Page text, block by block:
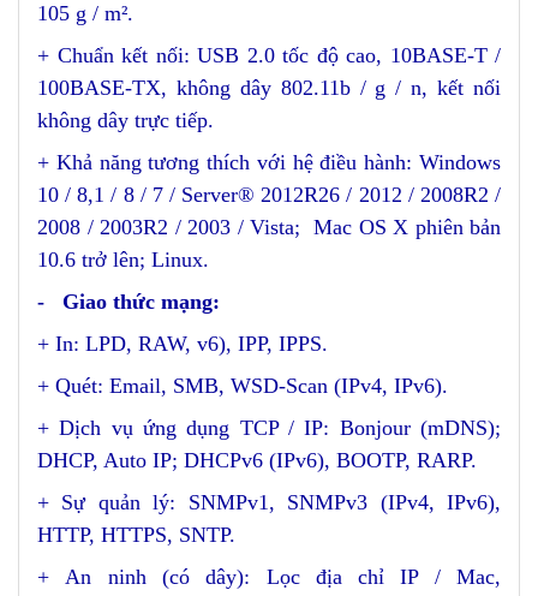
105 g / m².
+ Chuẩn kết nối: USB 2.0 tốc độ cao, 10BASE-T /
100BASE-TX, không dây 802.11b / g / n, kết nối
không dây trực tiếp.
+ Khả năng tương thích với hệ điều hành: Windows
10 / 8,1 / 8 / 7 / Server® 2012R26 / 2012 / 2008R2 /
2008 / 2003R2 / 2003 / Vista; Mac OS X phiên bản
10.6 trở lên; Linux.
- Giao thức mạng:
+ In: LPD, RAW, v6), IPP, IPPS.
+ Quét: Email, SMB, WSD-Scan (IPv4, IPv6).
+ Dịch vụ ứng dụng TCP / IP: Bonjour (mDNS);
DHCP, Auto IP; DHCPv6 (IPv6), BOOTP, RARP.
+ Sự quản lý: SNMPv1, SNMPv3 (IPv4, IPv6),
HTTP, HTTPS, SNTP.
+ An ninh (có dây): Lọc địa chỉ IP / Mac,